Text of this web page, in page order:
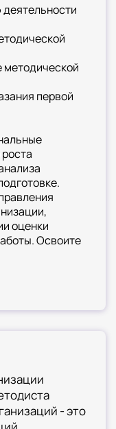
и
Курс
в
методической
первой
оценки
Освоите
нового
менеджмента
- это